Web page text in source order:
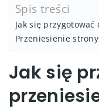
Spis treści
Jak się
Przeniesienie
Jak się